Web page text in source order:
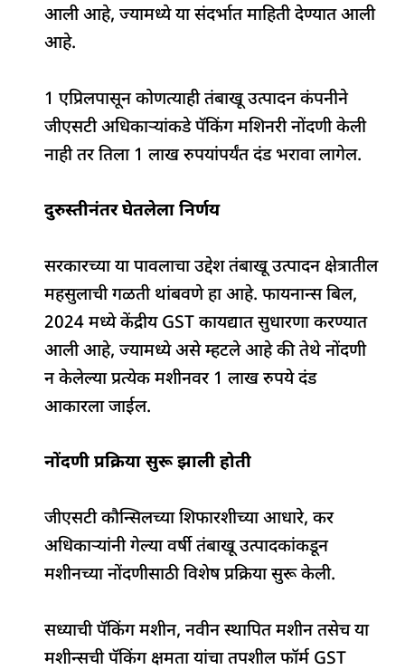
आली आहे, ज्यामध्ये या संदर्भात माहिती देण्यात आली
आहे.
1 एप्रिलपासून कोणत्याही तंबाखू उत्पादन कंपनीने
जीएसटी अधिकाऱ्यांकडे पॅकिंग मशिनरी नोंदणी केली
नाही तर तिला 1 लाख रुपयांपर्यंत दंड भरावा लागेल.
दुरुस्तीनंतर घेतलेला निर्णय
सरकारच्या या पावलाचा उद्देश तंबाखू उत्पादन क्षेत्रातील
महसुलाची गळती थांबवणे हा आहे. फायनान्स बिल,
2024 मध्ये केंद्रीय GST कायद्यात सुधारणा करण्यात
आली आहे, ज्यामध्ये असे म्हटले आहे की तेथे नोंदणी
न केलेल्या प्रत्येक मशीनवर 1 लाख रुपये दंड
आकारला जाईल.
नोंदणी प्रक्रिया सुरू झाली होती
जीएसटी कौन्सिलच्या शिफारशीच्या आधारे, कर
अधिकाऱ्यांनी गेल्या वर्षी तंबाखू उत्पादकांकडून
मशीनच्या नोंदणीसाठी विशेष प्रक्रिया सुरू केली.
सध्याची पॅकिंग मशीन, नवीन स्थापित मशीन तसेच या
मशीन्सची पॅकिंग क्षमता यांचा तपशील फॉर्म GST